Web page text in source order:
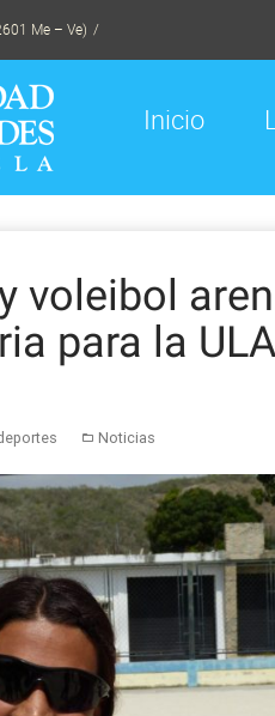
Me – Ve)
Inicio
voleibol
para la
Noticias